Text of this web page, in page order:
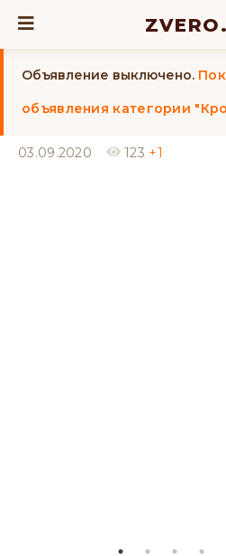
Объявление выключено.
объявления категории
03.09.2020 123 +1